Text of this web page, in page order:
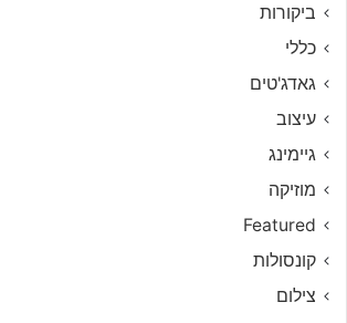
ביקורות
כללי
גאדג'טים
עיצוב
גיימינג
מוזיקה
Featured
קונסולות
צילום